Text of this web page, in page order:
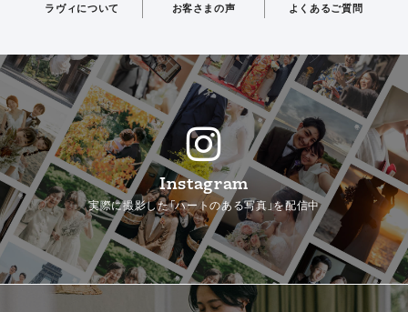
ラヴィについて お客さまの声 よくあるご質問
Instagram
実際に撮影した「ハートのある写真」を配信中